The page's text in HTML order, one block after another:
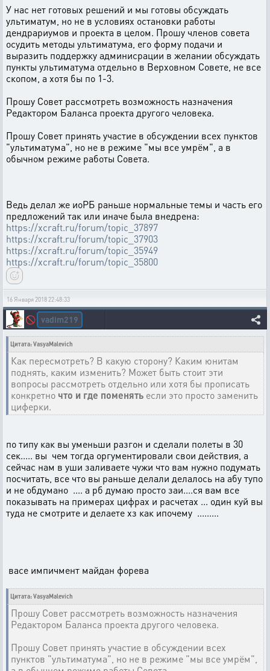
У нас нет готовых решений и мы готовы обсуждать
ультиматум, но не в условиях остановки работы
дендрариумов и проекта в целом. Прошу членов совета
осудить методы ультиматума, его форму подачи и
выразить поддержку админисрации в желании обсуждать
пункты ультиматума отдельно в Верховном Совете, не все
скопом, а хотя бы по 1-3.
Прошу Совет рассмотреть возможность назначения
Редактором Баланса проекта другого человека.
Прошу Совет принять участие в обсуждении всех пунктов
"ультиматума", но не в режиме "мы все умрём", а в
обычном режиме работы Совета.
Ведь делал же иоРБ раньше нормальные темы и часть его
предложений так или иначе была внедрена:
https://xcraft.ru/forum/topic_37897
https://xcraft.ru/forum/topic_37903
https://xcraft.ru/forum/topic_35949
https://xcraft.ru/forum/topic_35800
16 Января 2018 22:48:33
🚫 vadim219
Цитата: VasyaMalevich
Как пересмотреть? В какую сторону? Каким юнитам
поднять, каким изменить? Может быть стоит эти
вопросы рассмотреть отдельно или хотя бы прописать
конкретно что и где поменять если это просто заменить
циферки.
по типу как вы уменьши разгон и сделали полеты в 30
сек..... вы чем тогда оргументировали свои действия, а
сейчас нам в уши заливаете чужи что вам нужно подумать
посчитать, все что вы раньше делали делалось на абу тупо
и не обдумано .... а рб думаю просто заи....ся вам все
показывать на примерах цифрах и расчетах ... один куй вы
туда не смотрите и делаете хз как ипочему .........
васе импичмент майдан форева
Цитата: VasyaMalevich
Прошу Совет рассмотреть возможность назначения
Редактором Баланса проекта другого человека.
Прошу Совет принять участие в обсуждении всех
пунктов "ультиматума", но не в режиме "мы все умрём",